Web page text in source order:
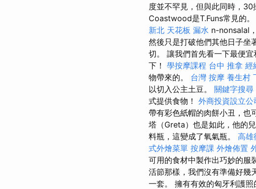
度並不罕見，但與此同時，30
Coastwood是T.Funs常見的。
新北 天花板 漏水 n-nonsalal
然後只是打破他們其他日子坐
切。 讓我們首先看一下最便
下！ 學按摩課程 台中 推拿 經
物帶來的。 台灣 按摩 養生村
以切入公主土豆。 關鍵字搜尋
式提供食物！ 外商投資設立公
帶有彩色紙帽的肉餅小丑，也
塔（Greta）也是如此，他的
料瓶，這變成了氧氣瓶。 高雄
式外燴菜單 按摩課 外燴佈置
可用的食材中製作出巧妙的服
活節那樣，我們沒有準備好幾
一套。 擁有有效的匈牙利護